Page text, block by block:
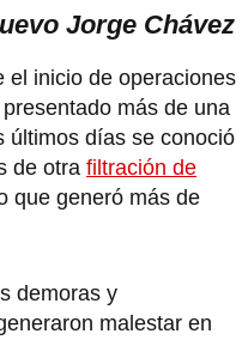
Jorge Chávez
el inicio de operaciones
presentado más de una
últimos días se conoció
de otra filtración de
que generó más de
demoras y
malestar en